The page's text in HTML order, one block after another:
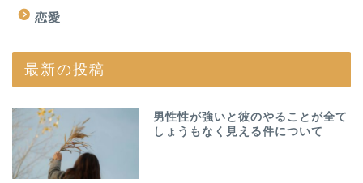
恋愛
最新の投稿
男性性が強いと彼のやることが全て
しょうもなく見える件について